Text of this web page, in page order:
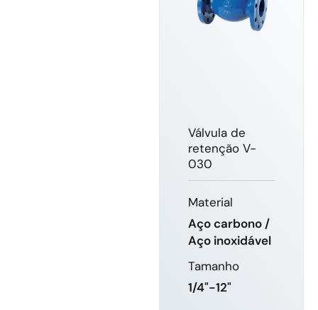
Válvula de
retenção V-
030
Material
Aço carbono /
Aço inoxidável
Tamanho
1/4"-12"